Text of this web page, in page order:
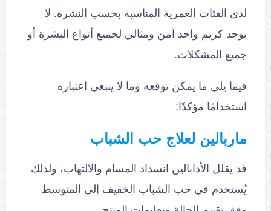
لدى الفئات العمرية المناسبة بحسب النشرة. لا
يوجد كريم واحد آمن ومثالي لجميع أنواع البشرة أو
جميع المشكلات.
فيما يلي ما يمكن توقعه وما لا ينبغي اعتباره
استخدامًا مؤكدًا:
ماربالين لعلاج حب الشباب
قد يقلل الأدابالين انسداد المسام والالتهاب، ولذلك
يُستخدم في حب الشباب الخفيف إلى المتوسط